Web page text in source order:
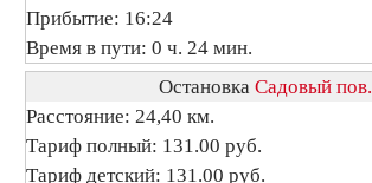
Прибытие: 16:24
Время в пути: 0 ч. 24 мин.
Остановка Садовый пов.
Расстояние: 24,40 км.
Тариф полный: 131.00 руб.
Тариф детский: 131.00 руб.